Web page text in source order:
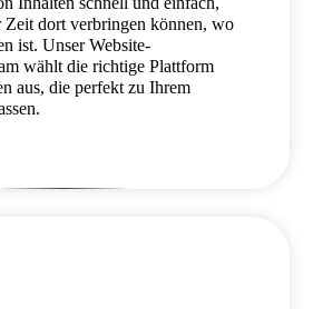
Zeit dort verbringen können, wo
ist. Unser Website-
wählt die richtige Plattform
aus, die perfekt zu Ihrem